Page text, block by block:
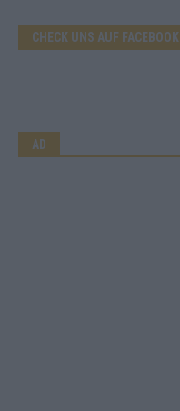
CHECK UNS AUF FACEBOOK
AD